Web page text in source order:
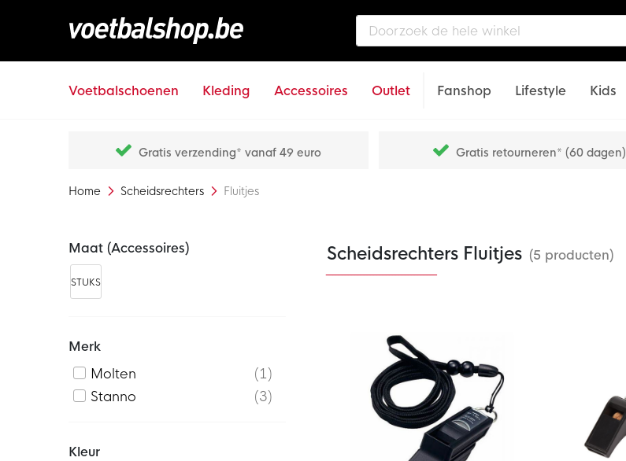
Voetbalschoenen Kleding Accessoires Outlet Fanshop Lifestyle Kids
Gratis verzending* vanaf 49 euro Gratis retourneren* (60 dagen)
Home Scheidsrechters Fluitjes
Scheidsrechters Fluitjes (5 producten)
Maat (accessoires)
STUKS
Merk
Molten
1
Stanno
3
Kleur